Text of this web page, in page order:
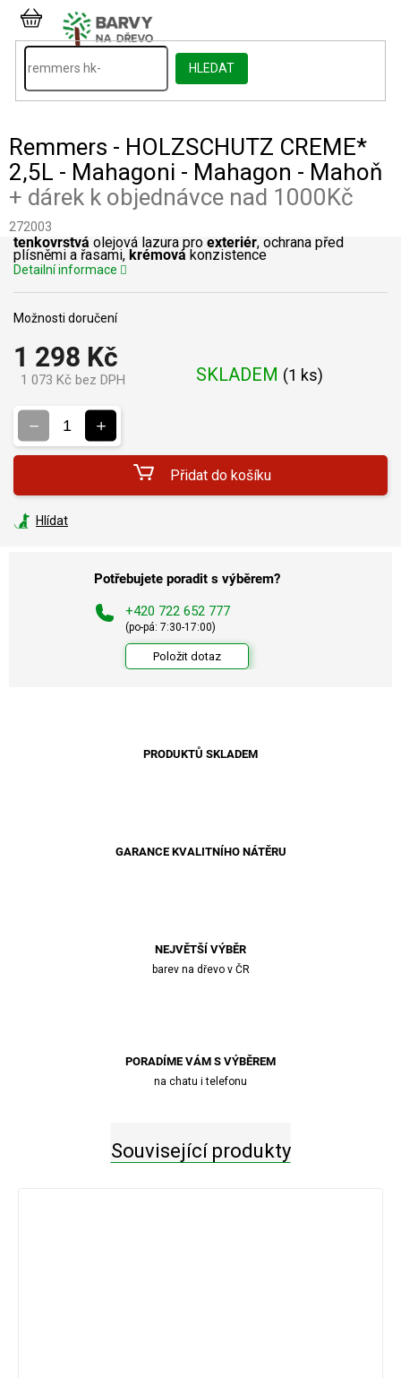
Přejít
obsah
HLEDAT
NÁKUPNÍ
KOŠÍK
Remmers - HOLZSCHUTZ CREME*
2,5L - Mahagoni - Mahagon - Mahoň
+ dárek k objednávce nad 1000Kč
272003
1 298 Kč
1 073 Kč bez DPH SKLADEM (1 ks)
Možnosti doručení
Přidat do košíku
tenkovrstvá olejová lazura pro exteriér, ochrana před
plísněmi a řasami, krémová konzistence
Detailní informace
Hlídat
Potřebujete poradit s výběrem?
+420 722 652 777
(po-pá: 7:30-17:00)
Položit dotaz
PRODUKTŮ SKLADEM
GARANCE KVALITNÍHO NÁTĚRU
NEJVĚTŠÍ VÝBĚR
barev na dřevo v ČR
PORADÍME VÁM S VÝBĚREM
na chatu i telefonu
Související produkty